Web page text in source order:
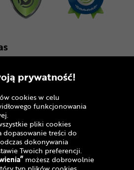
2026
i zasady korzystania z
prywatność!
cookies w celu
funkcjonowania
pliki cookies
dopasowanie treści do
dokonywania
Twoich preferencji.
możesz dobrowolnie